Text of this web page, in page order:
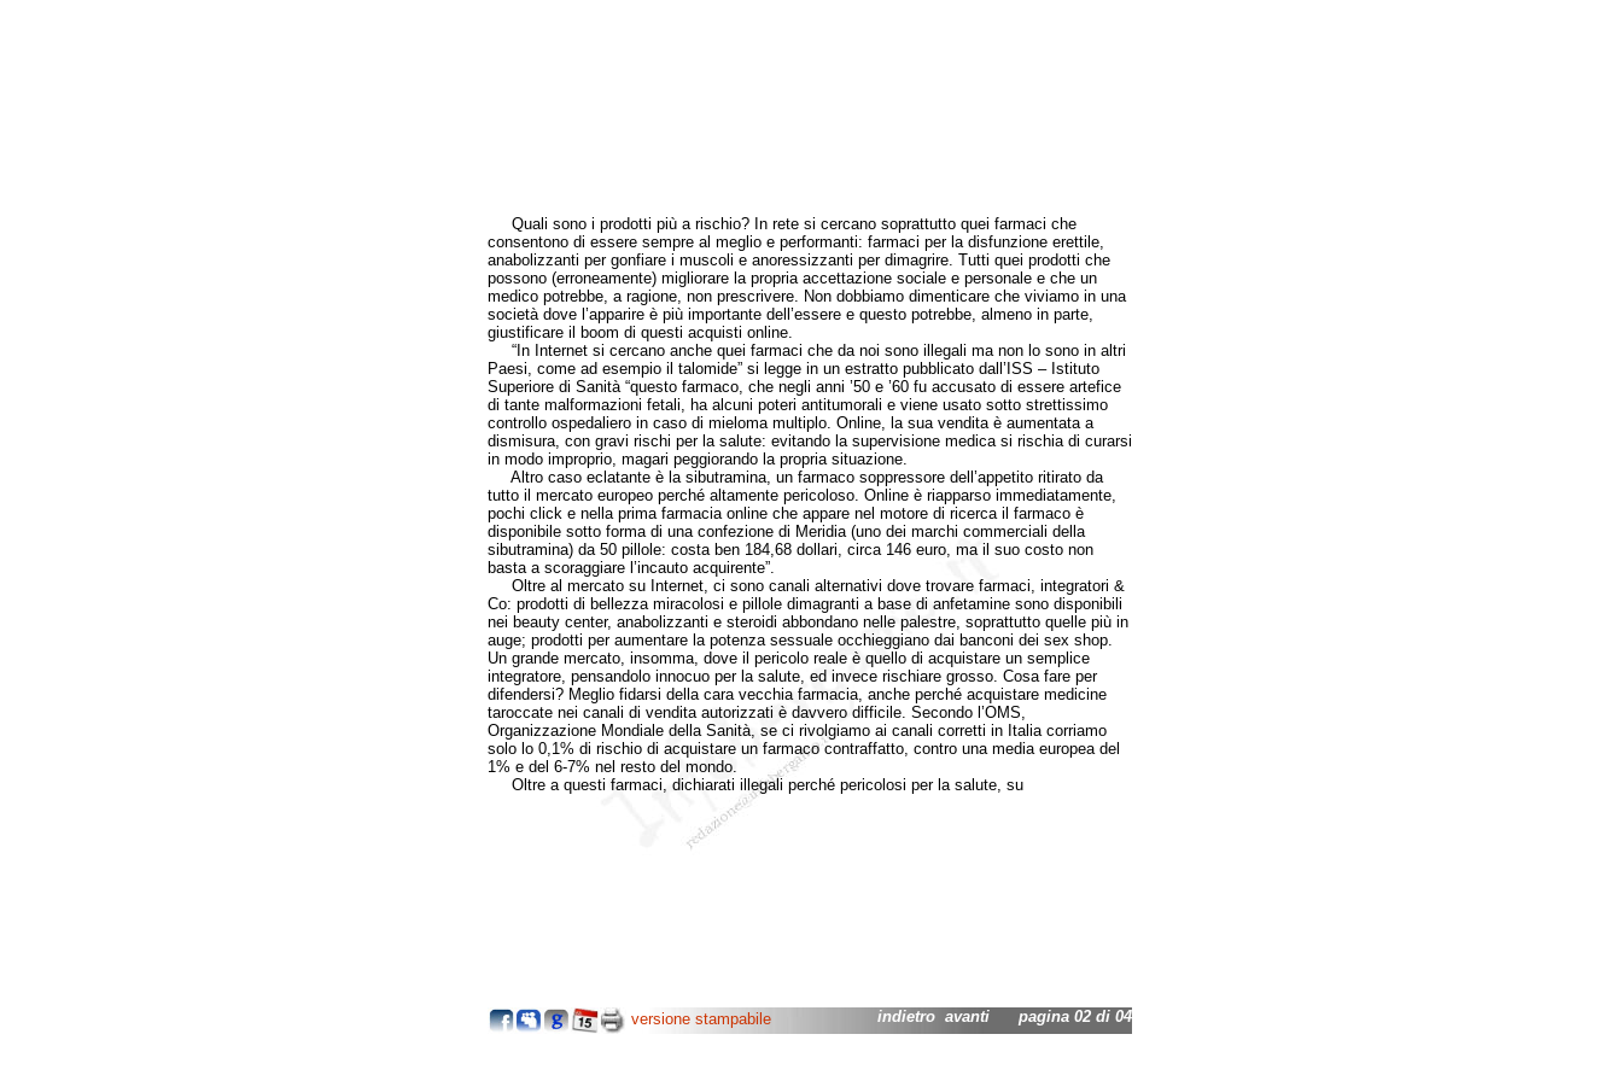
Quali sono i prodotti più a rischio? In rete si cercano soprattutto quei farmaci che
consentono di essere sempre al meglio e performanti: farmaci per la disfunzione erettile,
anabolizzanti per gonfiare i muscoli e anoressizzanti per dimagrire. Tutti quei prodotti che
possono (erroneamente) migliorare la propria accettazione sociale e personale e che un
medico potrebbe, a ragione, non prescrivere. Non dobbiamo dimenticare che viviamo in una
società dove l’apparire è più importante dell’essere e questo potrebbe, almeno in parte,
giustificare il boom di questi acquisti online.
“In Internet si cercano anche quei farmaci che da noi sono illegali ma non lo sono in altri
Paesi, come ad esempio il talomide” si legge in un estratto pubblicato dall’ISS – Istituto
Superiore di Sanità “questo farmaco, che negli anni ’50 e ’60 fu accusato di essere artefice
di tante malformazioni fetali, ha alcuni poteri antitumorali e viene usato sotto strettissimo
controllo ospedaliero in caso di mieloma multiplo. Online, la sua vendita è aumentata a
dismisura, con gravi rischi per la salute: evitando la supervisione medica si rischia di curarsi
in modo improprio, magari peggiorando la propria situazione.
Altro caso eclatante è la sibutramina, un farmaco soppressore dell’appetito ritirato da
tutto il mercato europeo perché altamente pericoloso. Online è riapparso immediatamente,
pochi click e nella prima farmacia online che appare nel motore di ricerca il farmaco è
disponibile sotto forma di una confezione di Meridia (uno dei marchi commerciali della
sibutramina) da 50 pillole: costa ben 184,68 dollari, circa 146 euro, ma il suo costo non
basta a scoraggiare l’incauto acquirente”.
Oltre al mercato su Internet, ci sono canali alternativi dove trovare farmaci, integratori &
Co: prodotti di bellezza miracolosi e pillole dimagranti a base di anfetamine sono disponibili
nei beauty center, anabolizzanti e steroidi abbondano nelle palestre, soprattutto quelle più in
auge; prodotti per aumentare la potenza sessuale occhieggiano dai banconi dei sex shop.
Un grande mercato, insomma, dove il pericolo reale è quello di acquistare un semplice
integratore, pensandolo innocuo per la salute, ed invece rischiare grosso. Cosa fare per
difendersi? Meglio fidarsi della cara vecchia farmacia, anche perché acquistare medicine
taroccate nei canali di vendita autorizzati è davvero difficile. Secondo l’OMS,
Organizzazione Mondiale della Sanità, se ci rivolgiamo ai canali corretti in Italia corriamo
solo lo 0,1% di rischio di acquistare un farmaco contraffatto, contro una media europea del
1% e del 6-7% nel resto del mondo.
Oltre a questi farmaci, dichiarati illegali perché pericolosi per la salute, su
versione stampabile indietro avantipagina 02 di 04